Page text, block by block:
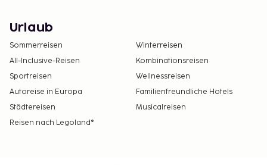
Urlaub
Sommerreisen
Winterreisen
All-Inclusive-Reisen
Kombinationsreisen
Sportreisen
Wellnessreisen
Autoreise in Europa
Familienfreundliche Hotels
Städtereisen
Musicalreisen
Reisen nach Legoland®